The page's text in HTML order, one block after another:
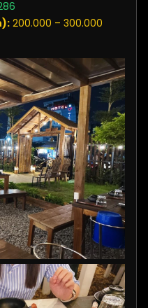
200.000 – 300.000